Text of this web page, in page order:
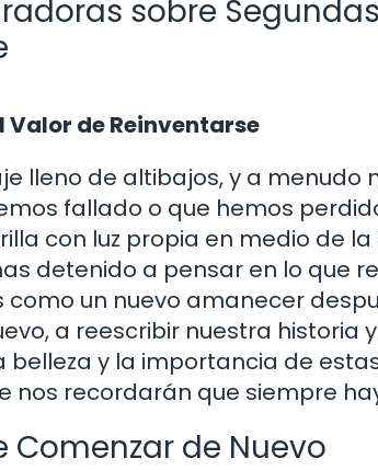
sobre
Valor de Reinventarse
lleno de altibajos, y a
fallado o que hemos
con luz propia en medio de
detenido a pensar en lo que
como un nuevo amanecer
a reescribir nuestra historia
belleza y la importancia de
nos recordarán que siempre
Comenzar de Nuevo